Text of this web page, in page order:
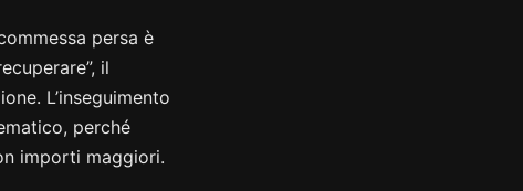
persa è
il
L’inseguimento
perché
importi maggiori.